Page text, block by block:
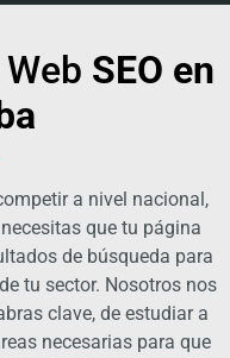
SEO en
a nivel nacional,
que tu página
de búsqueda para
tu sector. Nosotros nos
clave, de estudiar a
necesarias para que